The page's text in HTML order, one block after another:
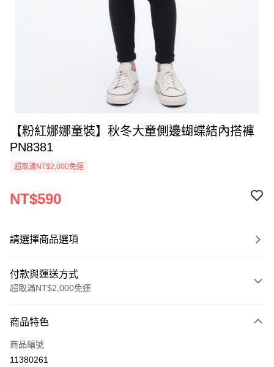
【粉紅娜娜童裝】秋冬大童側邊蝴蝶結內搭褲
PN8381
超取滿NT$2,000免運
NT$590
請選擇商品選項
付款與運送方式
超取滿NT$2,000免運
信用卡一次付款
超商取貨付款
商品特色
商品編號
11380261